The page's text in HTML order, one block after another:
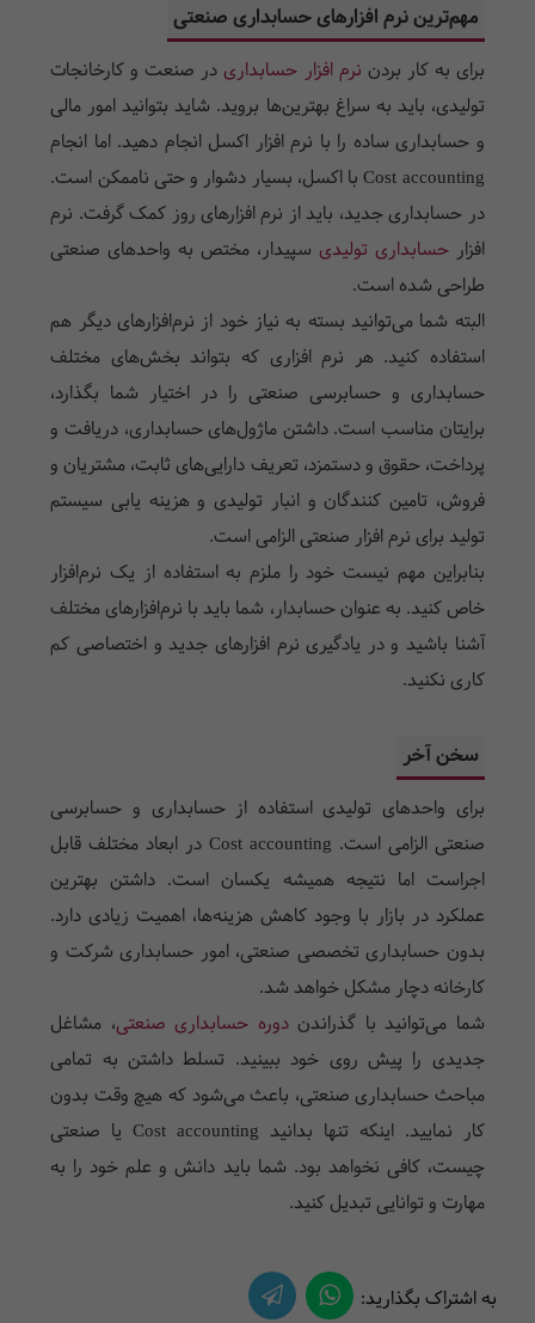
مهم‌ترین نرم افزارهای حسابداری صنعتی
برای به کار بردن نرم افزار حسابداریدر صنعت و کارخانجات
تولیدی، باید به سراغ بهترین‌ها بروید. شاید بتوانید امور مالی
و حسابداری ساده را با نرم افزار اکسل انجام دهید. اما انجام
Cost accounting با اکسل، بسیار دشوار و حتی ناممکن است.
در حسابداری جدید، باید از نرم افزار‌های روز کمک گرفت. نرم
افزارحسابداری تولیدی سپیدار، مختص به واحدهای صنعتی
طراحی شده است.
البته شما می‌توانید بسته به نیاز خود از نرم‌افزارهای دیگر هم
استفاده کنید. هر نرم افزاری که بتواند بخش‌های مختلف
حسابداری و حسابرسی صنعتی را در اختیار شما بگذارد،
برایتان مناسب است. داشتن ماژول‌های حسابداری، دریافت و
پرداخت، حقوق و دستمزد، تعریف دارایی‌های ثابت، مشتریان و
فروش، تامین کنندگان و انبار تولیدی و هزینه یابی سیستم
تولید برای نرم افزار صنعتی الزامی است.
بنابراین مهم نیست خود را ملزم به استفاده از یک نرم‌افزار
خاص کنید. به عنوان حسابدار، شما باید با نرم‌افزارهای مختلف
آشنا باشید و در یادگیری نرم افزار‌های جدید و اختصاصی کم
کاری نکنید.
سخن آخر
برای واحدهای تولیدی استفاده از حسابداری و حسابرسی
صنعتی الزامی است. Cost accounting در ابعاد مختلف قابل
اجراست اما نتیجه همیشه یکسان است. داشتن بهترین
عملکرد در بازار با وجود کاهش هزینه‌ها، اهمیت زیادی دارد.
بدون حسابداری تخصصی صنعتی، امور حسابداری شرکت و
کارخانه دچار مشکل خواهد شد.
شما می‌توانید با گذراندندوره حسابداری صنعتی، مشاغل
جدیدی را پیش روی خود ببینید. تسلط داشتن به تمامی
مباحث حسابداری صنعتی، باعث می‌شود که هیچ وقت بدون
کار نمایید. اینکه تنها بدانید Cost accounting یا صنعتی
چیست، کافی نخواهد بود. شما باید دانش و علم خود را به
مهارت و توانایی تبدیل کنید.
به اشتراک بگذارید: